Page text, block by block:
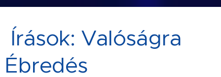
Írások: Valóságra
Ébredés